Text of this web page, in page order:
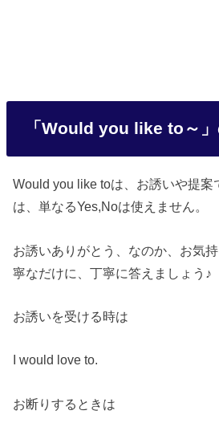
「Would you like to～
Would you like toは、お誘いや提案
は、単なるYes,Noは使えません。
お誘いありがとう、なのか、お気
寧なだけに、丁寧に答えましょう♪
お誘いを受ける時は
I would love to.
お断りするときは